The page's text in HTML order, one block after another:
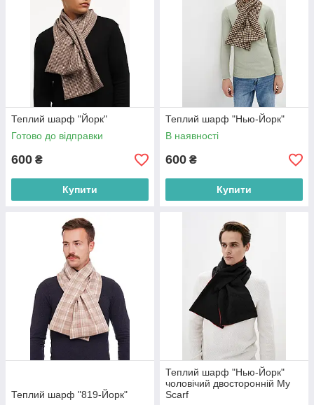
Теплий шарф "Йорк"
Готово до відправки
600 ₴
Купити
Теплий шарф "Нью-Йорк"
В наявності
600 ₴
Купити
Теплий шарф "819-Йорк"
Теплий шарф "Нью-Йорк"
чоловічий двосторонній My
Scarf